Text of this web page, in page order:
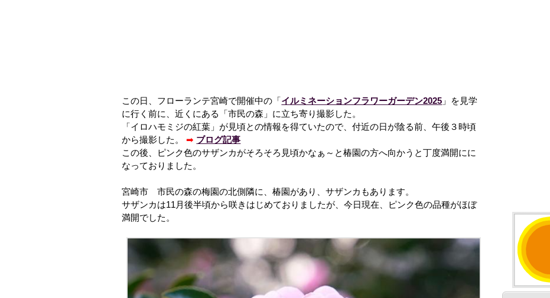
この日、フローランテ宮崎で開催中の「 イルミネーションフラワーガーデン2025 」を見学
に行く前に、近くにある「市民の森」に立ち寄り撮影した。
「イロハモミジの紅葉」が見頃との情報を得ていたので、付近の日が陰る前、午後３時頃
から撮影した。➡ ブログ記事
この後、ピンク色のサザンカがそろそろ見頃かなぁ～と椿園の方へ向かうと丁度満開にに
なっておりました。
宮崎市 市民の森の梅園の北側隣に、椿園があり、サザンカもあります。
サザンカは11月後半頃から咲きはじめておりましたが、今日現在、ピンク色の品種がほぼ
満開でした。